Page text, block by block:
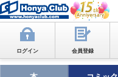
ログイン 会員登録